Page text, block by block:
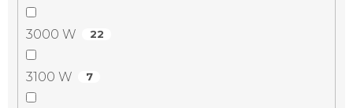
3000 W 22
3100 W 7